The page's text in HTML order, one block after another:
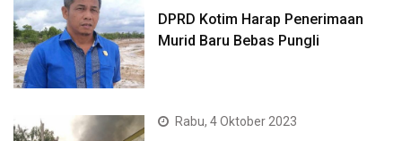
DPRD Kotim Harap Penerimaan
Murid Baru Bebas Pungli
Rabu, 4 Oktober 2023